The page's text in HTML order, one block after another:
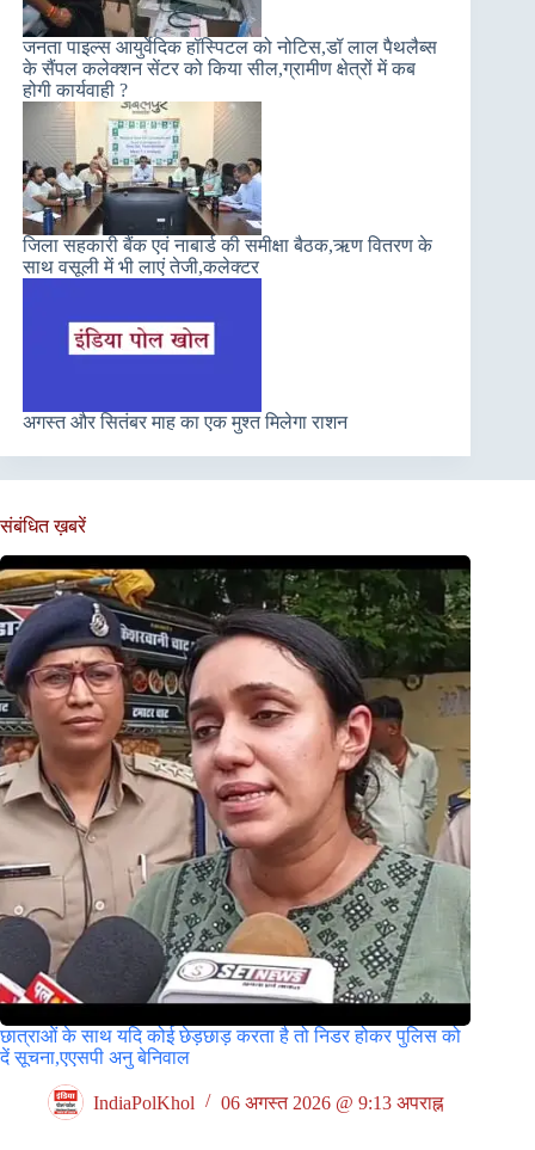
जनता पाइल्स आयुर्वेदिक हॉस्पिटल को नोटिस,डॉ लाल पैथलैब्स
के सैंपल कलेक्शन सेंटर को किया सील,ग्रामीण क्षेत्रों में कब
होगी कार्यवाही ?
जिला सहकारी बैंक एवं नाबार्ड की समीक्षा बैठक,ऋण वितरण के
साथ वसूली में भी लाएं तेजी,कलेक्टर
अगस्त और सितंबर माह का एक मुश्त मिलेगा राशन
संबंधित ख़बरें
छात्राओं के साथ यदि कोई छेड़छाड़ करता है तो निडर होकर पुलिस को
दें सूचना,एएसपी अनु बेनिवाल
IndiaPolKhol 06 अगस्त 2026 @ 9:13 अपराह्न